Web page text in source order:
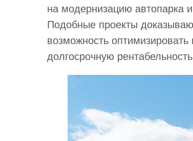
на модернизацию автопарка
Подобные проекты
возможность
долгосрочную